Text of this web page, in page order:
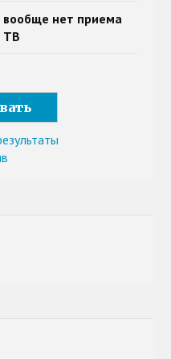
вообще нет приема
ТВ